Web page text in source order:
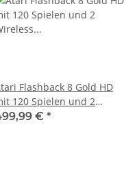
Flashback 8 Gold HD
120 Spielen und 2
Controllern & 2
€ *